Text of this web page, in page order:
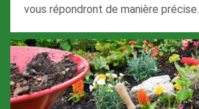
vous répondront de manière précise.